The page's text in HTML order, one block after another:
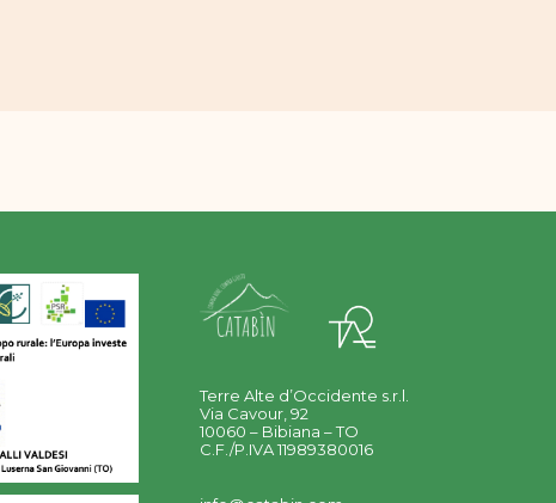
Terre Alte d’Occidente s.r.l.
Via Cavour, 92
10060 – Bibiana – TO
C.F./P.IVA 11989380016